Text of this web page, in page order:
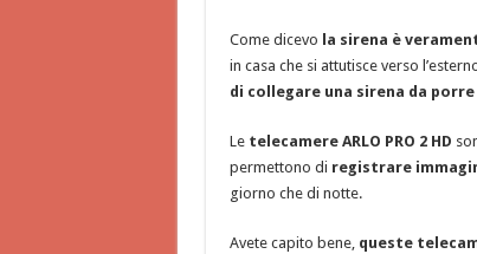
Come dicevo la sirena è
in casa che si attutisce verso
di collegare una sirena da
Le telecamere ARLO PRO 2 HD
permettono di registrare
giorno che di notte.
Avete capito bene, queste